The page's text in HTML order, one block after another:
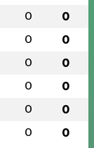
0 0
0 0
0 0
0 0
0 0
0 0